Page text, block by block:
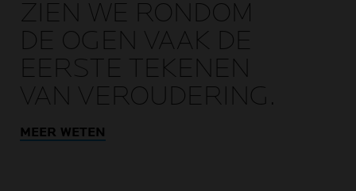
ZIEN WE RONDOM
DE OGEN VAAK DE
EERSTE TEKENEN
VAN VEROUDERING.
MEER WETEN